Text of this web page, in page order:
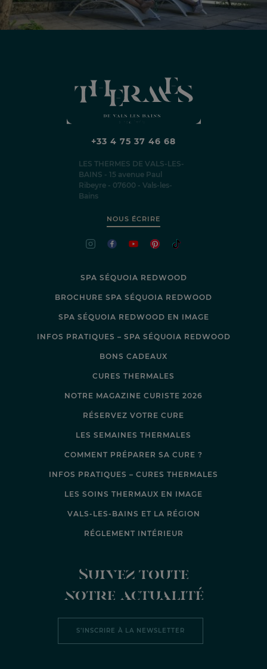
+33 4 75 37 46 68
LES THERMES DE VALS-LES-
BAINS - 15 avenue Paul
Ribeyre - 07600 - Vals-les-
Bains
NOUS ÉCRIRE
SPA SÉQUOIA REDWOOD
BROCHURE SPA SÉQUOIA REDWOOD
SPA SÉQUOIA REDWOOD EN IMAGE
INFOS PRATIQUES – SPA SÉQUOIA REDWOOD
BONS CADEAUX
CURES THERMALES
NOTRE MAGAZINE CURISTE 2026
RÉSERVEZ VOTRE CURE
LES SEMAINES THERMALES
COMMENT PRÉPARER SA CURE ?
INFOS PRATIQUES – CURES THERMALES
LES SOINS THERMAUX EN IMAGE
VALS-LES-BAINS ET LA RÉGION
RÉGLEMENT INTÉRIEUR
Suivez toute
notre actualité
S’INSCRIRE À LA NEWSLETTER